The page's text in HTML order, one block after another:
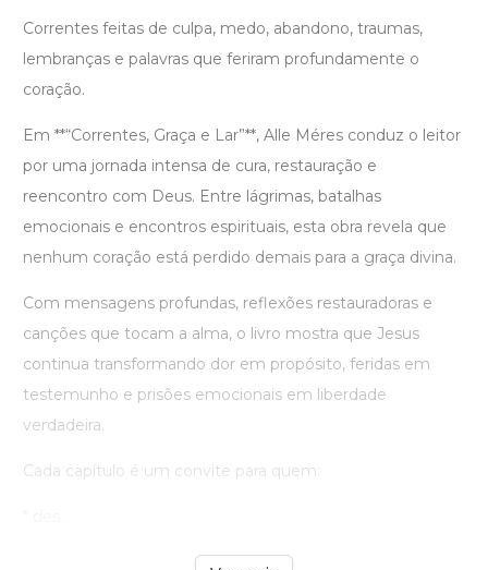
Correntes feitas de culpa, medo, abandono, traumas,
lembranças e palavras que feriram profundamente o
coração.
Em **“Correntes, Graça e Lar”**, Alle Méres conduz o leitor
por uma jornada intensa de cura, restauração e
reencontro com Deus. Entre lágrimas, batalhas
emocionais e encontros espirituais, esta obra revela que
nenhum coração está perdido demais para a graça divina.
Com mensagens profundas, reflexões restauradoras e
canções que tocam a alma, o livro mostra que Jesus
continua transformando dor em propósito, feridas em
testemunho e prisões emocionais em liberdade
verdadeira.
Cada capítulo é um convite para quem: